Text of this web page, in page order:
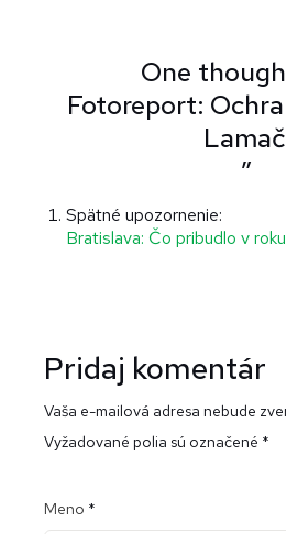
One
Fotoreport:
”
Spätné upozornenie:
Bratislava: Čo pribudlo v
Pridaj komentár
Vaša e-mailová adresa nebude
Vyžadované polia sú označené *
Meno *